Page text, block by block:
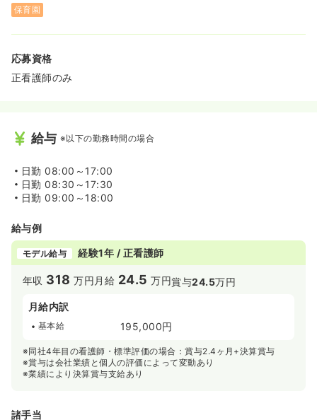
す！
◆グループでは、2024年にて1年で1株330円台から700円
台と大きく伸びている日本企業からも注目されている企業
保育園
応募資格
正看護師のみ
給与 ※以下の勤務時間の場合
日勤 08:00～17:00
日勤 08:30～17:30
日勤 09:00～18:00
給与例
モデル給与 経験1年 / 正看護師
年収 318 万円 月給 24.5 万円賞与24.5万円
月給内訳
基本給 195,000円
※同社4年目の看護師・標準評価の場合：賞与2.4ヶ月+決算賞与
※賞与は会社業績と個人の評価によって変動あり
※業績により決算賞与支給あり
諸手当